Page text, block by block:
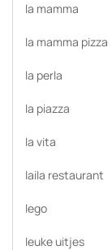
la mamma
la mamma pizza
la perla
la piazza
la vita
laila restaurant
lego
leuke uitjes